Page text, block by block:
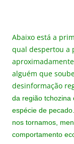
Abaixo está a
qual despertou a
alguém que
desinformação
da região tchozina
espécie de
nos tornamos,
comportamento